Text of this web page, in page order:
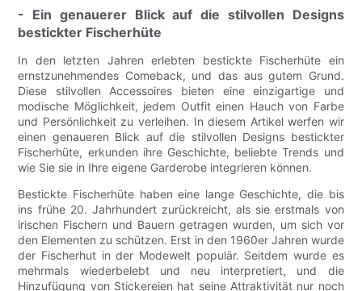
- Ein genauerer Blick auf die stilvollen Designs
bestickter Fischerhüte
In den letzten Jahren erlebten bestickte Fischerhüte ein
ernstzunehmendes Comeback, und das aus gutem Grund.
Diese stilvollen Accessoires bieten eine einzigartige und
modische Möglichkeit, jedem Outfit einen Hauch von Farbe
und Persönlichkeit zu verleihen. In diesem Artikel werfen wir
einen genaueren Blick auf die stilvollen Designs bestickter
Fischerhüte, erkunden ihre Geschichte, beliebte Trends und
wie Sie sie in Ihre eigene Garderobe integrieren können.
Bestickte Fischerhüte haben eine lange Geschichte, die bis
ins frühe 20. Jahrhundert zurückreicht, als sie erstmals von
irischen Fischern und Bauern getragen wurden, um sich vor
den Elementen zu schützen. Erst in den 1960er Jahren wurde
der Fischerhut in der Modewelt populär. Seitdem wurde es
mehrmals wiederbelebt und neu interpretiert, und die
Hinzufügung von Stickereien hat seine Attraktivität nur noch